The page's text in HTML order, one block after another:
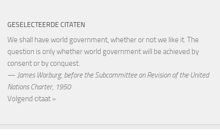
GESELECTEERDE CITATEN
We shall have world government, whether or not we like it. The
question is only whether world government will be achieved by
consent or by conquest.
— James Warburg, before the Subcommittee on Revision of the United
Nations Charter, 1950
Volgend citaat »